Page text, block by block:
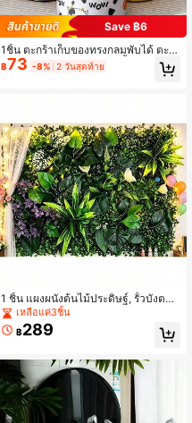
Save ฿6
1ชิ้น ตะกร้าเก็บของทรงกลมพับได้ ตะก
ร้าใส่ผ้า ตะกร้าจัดระเบียบเสื้อผ้าและขอ
งใช้เบ็ดเตล็ดอเนกประสงค์ เหมาะสำหรั
฿73 -8% 2 วันสุดท้าย
1 ชิ้น แผงผนังต้นไม้ประดิษฐ์, รั้วบังตาห
ญ้าเทียม, สำหรับบ้าน, ในร่ม, สวนกลาง
แจ้ง, ตกแต่งสนามหลังบ้าน, พื้นหลังผนั
งต้นไม้สีเขียว, DIY งานแต่งงาน, วันวา
มาะสำหรับตกแต่งวันหยุดต่างๆ
เหลือแค่3ชิ้น
฿289